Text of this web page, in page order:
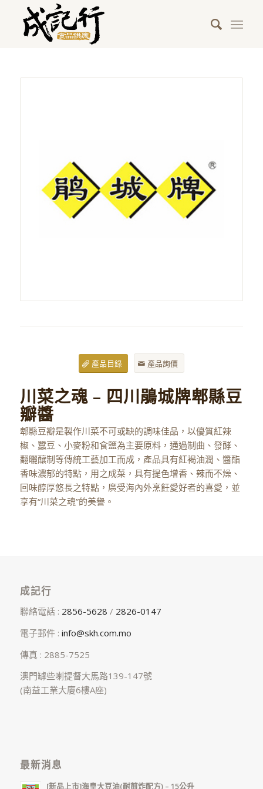
產品目錄 產品詢價
川菜之魂 – 四川鵑城牌郫縣豆
瓣醬
郫縣豆瓣是製作川菜不可或缺的調味佳品，以優質紅辣
椒、蠶豆、小麥粉和食鹽為主要原料，通過制曲、發酵、
翻曬釀制等傳統工藝加工而成，產品具有紅褐油潤、醬酯
香味濃郁的特點，用之成菜，具有提色增香、辣而不燥、
回味醇厚悠長之特點，廣受海內外烹飪愛好者的喜愛，並
享有“川菜之魂”的美譽。
成記行
聯絡電話 : 2856-5628 / 2826-0147
電子郵件 : info@skh.com.mo
傳真 : 2885-7525
澳門罅些喇提督大馬路139-147號
(南益工業大廈6樓A座)
最新消息
[新品上市]海皇大豆油(耐煎炸配方) – 15公升